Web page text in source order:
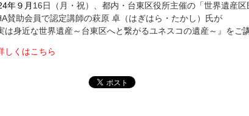
年９月 16日（月・祝）、都内・ 台東区役所主催の「 世界遺産区
賛助会員で認定講師の萩原 卓（はぎはら・たかし）氏が
は身近な世界遺産～台東区へと繋がるユネスコの遺産～ 』をご
しくはこちら